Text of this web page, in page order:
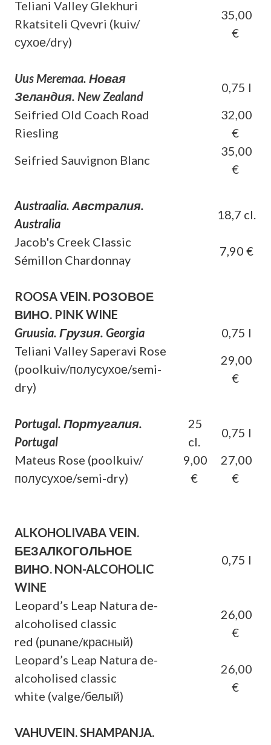
Teliani Valley Glekhuri
Rkatsiteli Qvevri (kuiv/
сухое/dry)
35,00
€
Uus Meremaa. Новая
Зеландия. New Zealand
0,75 l
Seifried Old Coach Road
Riesling
32,00
€
Seifried Sauvignon Blanc
35,00
€
Austraalia. Австралия.
Australia
18,7 cl.
Jacob's Creek Classic
Sémillon Chardonnay
7,90 €
ROOSA VEIN. РОЗОВОЕ
ВИНО. PINK WINE
Gruusia. Грузия. Georgia
0,75 l
Teliani Valley Saperavi Rose
(poolkuiv/полусухое/semi-
dry)
29,00
€
Portugal. Португалия.
Portugal
25
cl.
0,75 l
Mateus Rose (poolkuiv/
полусухое/semi-dry)
9,00
€
27,00
€
ALKOHOLIVABA VEIN.
БЕЗАЛКОГОЛЬНОЕ
ВИНО. NON-ALCOHOLIC
WINE
0,75 l
Leopard’s Leap Natura de-
alcoholised classic
red (punane/красный)
26,00
€
Leopard’s Leap Natura de-
alcoholised classic
white (valge/белый)
26,00
€
VAHUVEIN. SHAMPANJA.